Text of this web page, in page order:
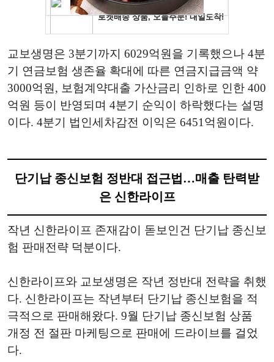
교보생명은 3분기까지 6029억원을 기록했으나 4분
기 연금보험 생존율 확대에 따른 연금지급금액 약
3000억원, 보험계약대출 가산금리 인하로 인한 400
억원 등이 반영되며 4분기 순익이 하락했다는 설명
이다. 4분기 법인세차감전 이익은 6451억원이다.
단기납 종신보험 정반대 접근법…매출 탄력받
은 신한라이프
작년 신한라이프 존재감이 돋보인건 단기납 종신보
험 판매전략 덕분이다.
신한라이프와 교보생명은 작년 정반대 전략을 취했
다. 신한라이프는 작년부터 단기납 종신보험을 적
극적으로 판매해왔다. 9월 단기납 종신보험 상품
개정 전 절판 마케팅으로 판매에 드라이브를 걸었
다.